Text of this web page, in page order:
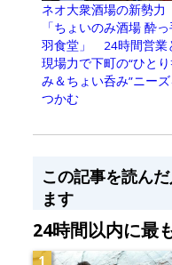
ネオ大衆酒場の新勢力
「ちょいのみ酒場 酔
羽食堂」 24時間営業
現場力で下町の“ひと
み＆ちょい呑み”ニー
つかむ
この記事を読ん
ます
24時間以内に最